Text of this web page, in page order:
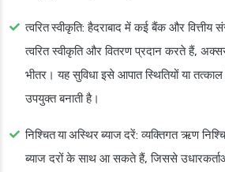
त्वरित स्वीकृति: हैदराबाद में कई बैंक और वित्तीय
त्वरित स्वीकृति और वितरण प्रदान करते हैं,
भीतर। यह सुविधा इसे आपात स्थितियों या
उपयुक्त बनाती है।
निश्चित या अस्थिर ब्याज दरें: व्यक्तिगत ऋण
ब्याज दरों के साथ आ सकते हैं, जिससे